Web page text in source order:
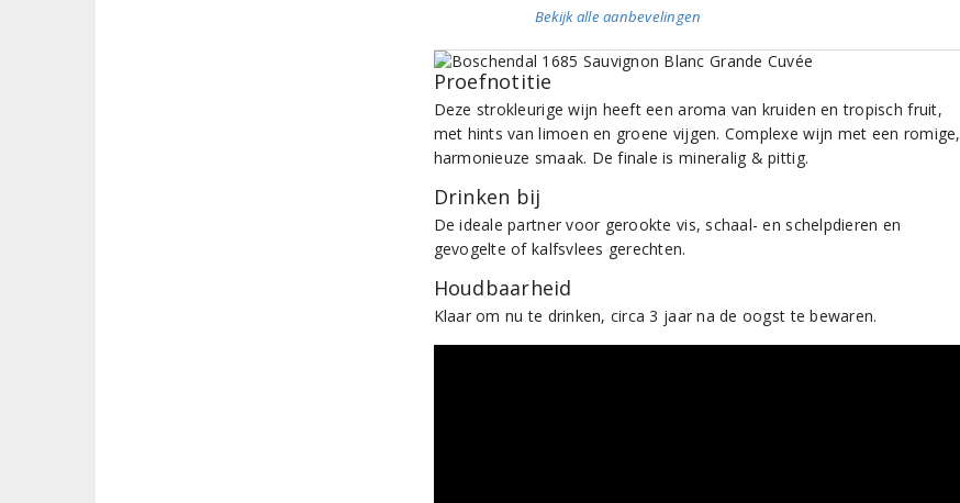
Bekijk alle aanbevelingen
Proefnotitie
Deze strokleurige wijn heeft een aroma van kruiden en tropisch fruit,
met hints van limoen en groene vijgen. Complexe wijn met een romige,
harmonieuze smaak. De finale is mineralig & pittig.
Drinken bij
De ideale partner voor gerookte vis, schaal- en schelpdieren en
gevogelte of kalfsvlees gerechten.
Houdbaarheid
Klaar om nu te drinken, circa 3 jaar na de oogst te bewaren.